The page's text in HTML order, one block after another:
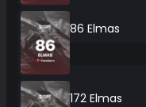
86 Elmas
172 Elmas